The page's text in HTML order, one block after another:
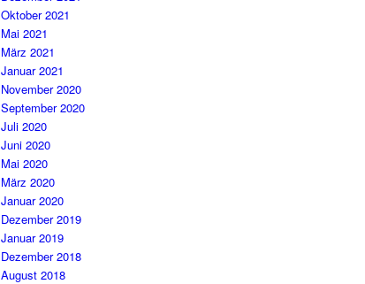
Oktober 2021
Mai 2021
März 2021
Januar 2021
November 2020
September 2020
Juli 2020
Juni 2020
Mai 2020
März 2020
Januar 2020
Dezember 2019
Januar 2019
Dezember 2018
August 2018